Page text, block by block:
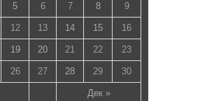
Дек »
5 6 7 8 9
12 13 14 15 16
19 20 21 22 23
26 27 28 29 30